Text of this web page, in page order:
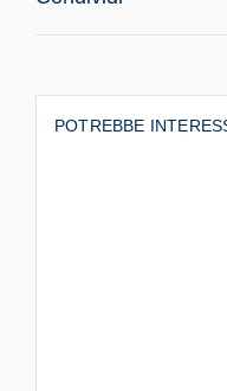
POTREBBE